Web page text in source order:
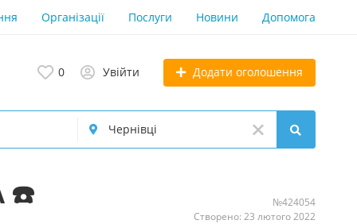
Організації Послуги Новини Допомога
0 Увійти Додати оголошення
☎️
№424054
Створено: 23 лютого 2022